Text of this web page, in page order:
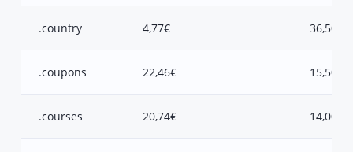
.country 4,77€ 36,50€
.coupons 22,46€ 15,50€
.courses 20,74€ 14,00€